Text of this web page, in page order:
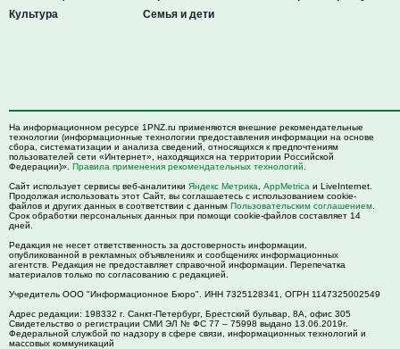
Культура
Семья и дети
На информационном ресурсе 1PNZ.ru применяются внешние рекомендательные
технологии (информационные технологии предоставления информации на основе
сбора, систематизации и анализа сведений, относящихся к предпочтениям
пользователей сети «Интернет», находящихся на территории Российской
Федерации)». Правила применения рекомендательных технологий
Сайт использует сервисы веб-аналитики Яндекс Метрика AppMetrica и LiveInternet.
Продолжая использовать этот Сайт, вы соглашаетесь с использованием cookie-
файлов и других данных в соответствии с данным Пользовательским соглашением
Срок обработки персональных данных при помощи cookie-файлов составляет 14
дней.
Редакция не несет ответственность за достоверность информации,
опубликованной в рекламных объявлениях и сообщениях информационных
агентств. Редакция не предоставляет справочной информации. Перепечатка
материалов только по согласованию с редакцией.
Учредитель ООО "Информационное Бюро". ИНН 7325128341, ОГРН 1147325002549
Адрес редакции: 198332 г. Санкт-Петербург, Брестский бульвар, 8А, офис 305
Свидетельство о регистрации СМИ ЭЛ № ФС 77 – 75998 выдано 13.06.2019г.
Федеральной службой по надзору в сфере связи, информационных технологий и
массовых коммуникаций